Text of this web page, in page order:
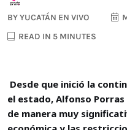
BYYUCATÁN EN VIVO
READ IN 5 MINUTES
Desde que inició la
el estado, Alfonso
de manera muy